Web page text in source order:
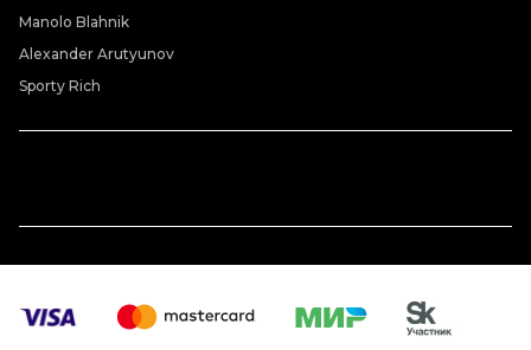
Manolo Blahnik
Alexander Arutyunov
Sporty Rich